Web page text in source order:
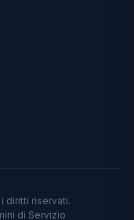
diritti riservati.
di Servizio